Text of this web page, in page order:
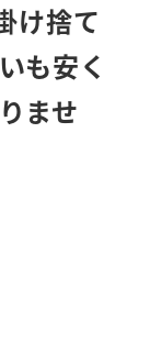
け捨て
も安く
ませ